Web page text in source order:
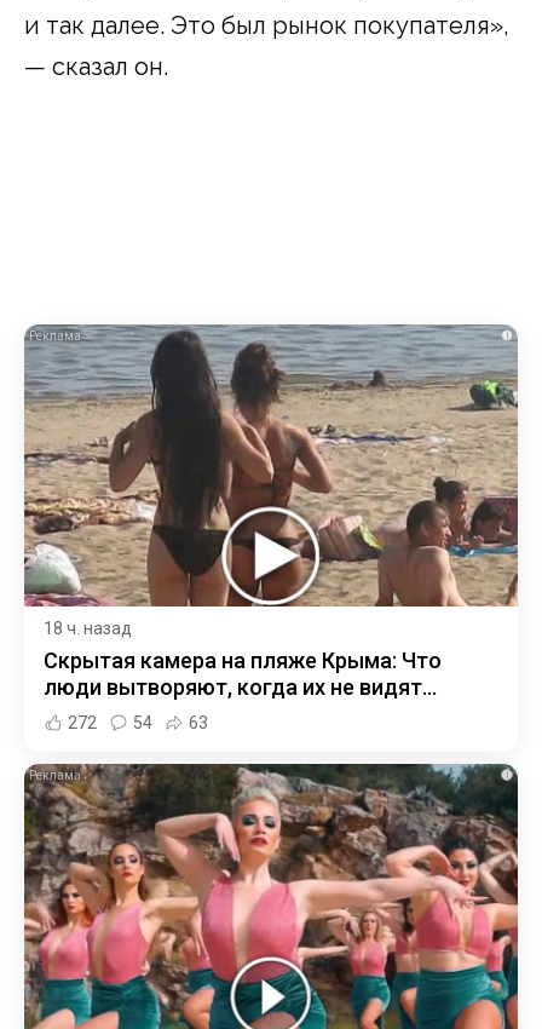
и так далее. Это был рынок покупателя»,
— сказал он.
i
18 ч. назад
Скрытая камера на пляже Крыма: Что
люди вытворяют, когда их не видят...
272 54 63
i